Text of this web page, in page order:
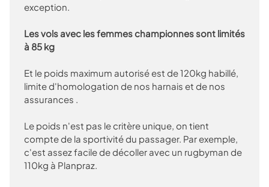
exception.
Les vols avec les femmes championnes sont limités
à 85 kg
Et le poids maximum autorisé est de 120kg habillé,
limite d'homologation de nos harnais et de nos
assurances .
Le poids n'est pas le critère unique, on tient
compte de la sportivité du passager. Par exemple,
c'est assez facile de décoller avec un rugbyman de
110kg à Planpraz.